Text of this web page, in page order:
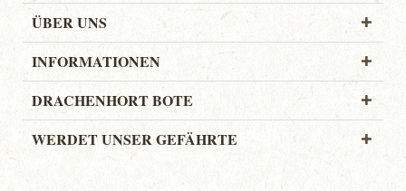
ÜBER UNS
INFORMATIONEN
DRACHENHORT BOTE
WERDET UNSER GEFÄHRTE